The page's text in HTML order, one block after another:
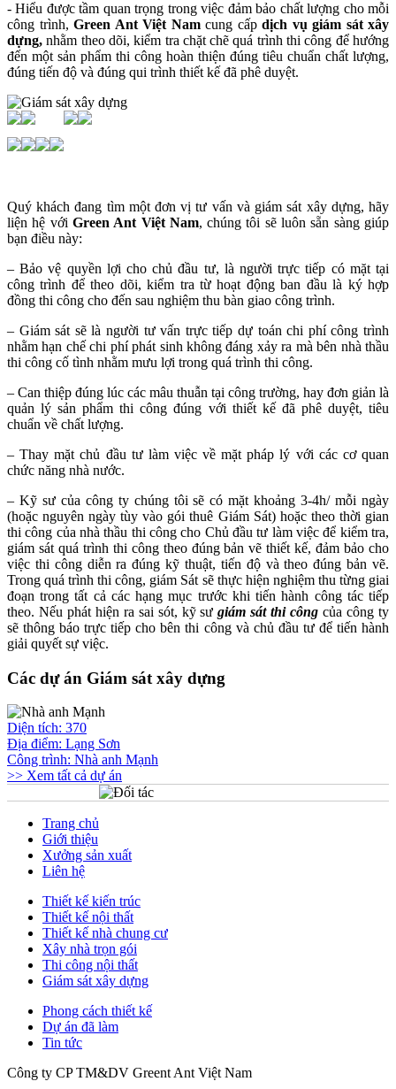
- Hiểu được tầm quan trọng trong việc đảm bảo chất lượng cho mỗi
công trình, Green Ant Việt Nam cung cấpdịch vụ giám sát xây
dựng, nhằm theo dõi, kiểm tra chặt chẽ quá trình thi công để hướng
đến một sản phẩm thi công hoàn thiện đúng tiêu chuẩn chất lượng,
đúng tiến độ và đúng qui trình thiết kế đã phê duyệt.
Quý khách đang tìm một đơn vị tư vấn và giám sát xây dựng, hãy
liện hệ với Green Ant Việt Nam, chúng tôi sẽ luôn sẵn sàng giúp
bạn điều này:
– Bảo vệ quyền lợi cho chủ đầu tư, là người trực tiếp có mặt tại
công trình để theo dõi, kiểm tra từ hoạt động ban đầu là ký hợp
đồng thi công cho đến sau nghiệm thu bàn giao công trình.
– Giám sát sẽ là người tư vấn trực tiếp dự toán chi phí công trình
nhằm hạn chế chi phí phát sinh không đáng xảy ra mà bên nhà thầu
thi công cố tình nhằm mưu lợi trong quá trình thi công.
– Can thiệp đúng lúc các mâu thuẫn tại công trường, hay đơn giản là
quản lý sản phẩm thi công đúng với thiết kế đã phê duyệt, tiêu
chuẩn về chất lượng.
– Thay mặt chủ đầu tư làm việc về mặt pháp lý với các cơ quan
chức năng nhà nước.
– Kỹ sư của công ty chúng tôi sẽ có mặt khoảng 3-4h/ mỗi ngày
(hoặc nguyên ngày tùy vào gói thuê Giám Sát) hoặc theo thời gian
thi công của nhà thầu thi công cho Chủ đầu tư làm việc để kiểm tra,
giám sát quá trình thi công theo đúng bản vẽ thiết kế, đảm bảo cho
việc thi công diễn ra đúng kỹ thuật, tiến độ và theo đúng bản vẽ.
Trong quá trình thi công, giám Sát sẽ thực hiện nghiệm thu từng giai
đoạn trong tất cả các hạng mục trước khi tiến hành công tác tiếp
theo. Nếu phát hiện ra sai sót, kỹ sư giám sát thi côngcủa công ty
sẽ thông báo trực tiếp cho bên thi công và chủ đầu tư để tiến hành
giải quyết sự việc.
Các dự án Giám sát xây dựng
Diện tích: 370
Địa điểm: Lạng Sơn
Công trình: Nhà anh Mạnh
>> Xem tất cả dự án
Trang chủ
Giới thiệu
Xưởng sản xuất
Liên hệ
Thiết kế kiến trúc
Thiết kế nội thất
Thiết kế nhà chung cư
Xây nhà trọn gói
Thi công nội thất
Giám sát xây dựng
Phong cách thiết kế
Dự án đã làm
Tin tức
Công ty CP TM&DV Greent Ant Việt Nam